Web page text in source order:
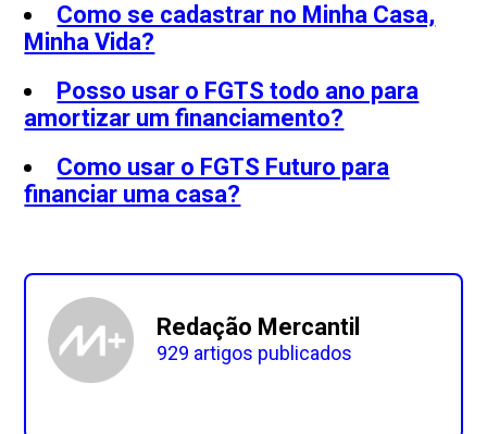
Como se cadastrar no Minha Casa,
Minha Vida?
Posso usar o FGTS todo ano para
amortizar um financiamento?
Como usar o FGTS Futuro para
financiar uma casa?
Redação Mercantil
929 artigos publicados